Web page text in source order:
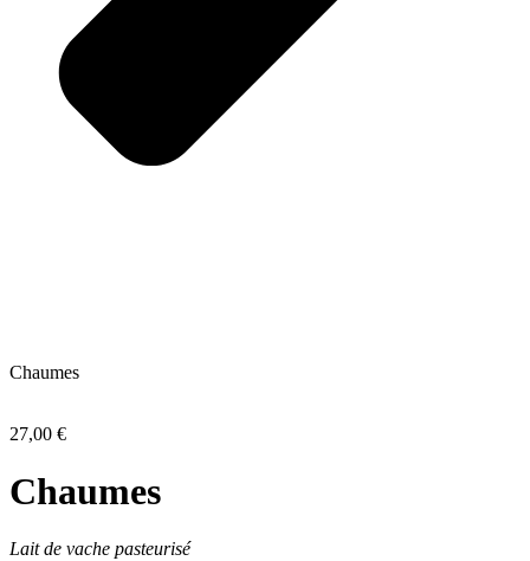
Chaumes
27,00 €
Chaumes
Lait de vache pasteurisé